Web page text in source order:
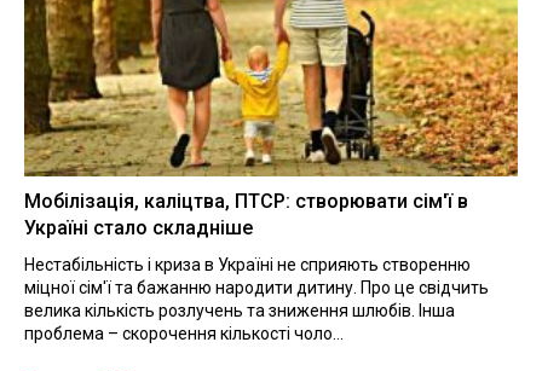
Мобілізація, каліцтва, ПТСР: створювати сім'ї в
Україні стало складніше
Нестабільність і криза в Україні не сприяють створенню
міцної сім'ї та бажанню народити дитину. Про це свідчить
велика кількість розлучень та зниження шлюбів. Інша
проблема – скорочення кількості чоло...